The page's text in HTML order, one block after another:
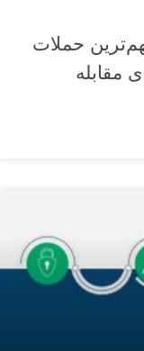
۲۰۲۵؛ مهم‌ترین حملات